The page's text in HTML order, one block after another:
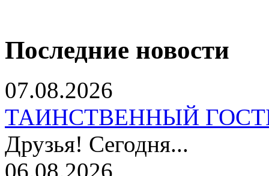
Последние новости
07.08.2026
ТАИНСТВЕННЫЙ
Друзья! Сегодня...